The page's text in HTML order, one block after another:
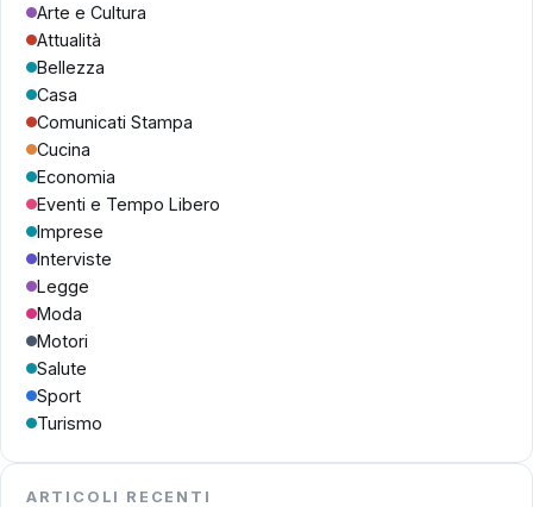
Arte e Cultura
Attualità
Bellezza
Casa
Comunicati Stampa
Cucina
Economia
Eventi e Tempo Libero
Imprese
Interviste
Legge
Moda
Motori
Salute
Sport
Turismo
ARTICOLI RECENTI